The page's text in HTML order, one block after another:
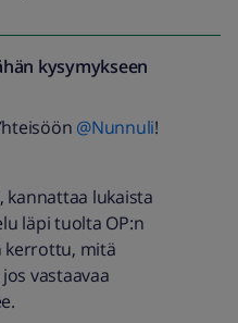
kysymykseen
@Nunnuli!
kannattaa lukaista
läpi tuolta OP:n
kerrottu, mitä
vastaavaa